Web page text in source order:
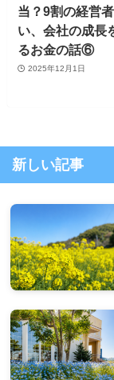
当？9割の経営
い、会社の成長
るお金の話⑥
2025年12月1日
新しい記事